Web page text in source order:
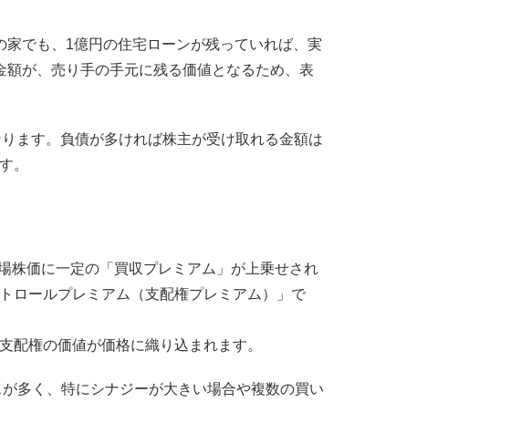
でも、1億円の住宅ローンが残っていれば、実
が、売り手の手元に残る価値となるため、表
ます。負債が多ければ株主が受け取れる金額は
。
株価に一定の「買収プレミアム」が上乗せされ
ロールプレミアム（支配権プレミアム）」で
配権の価値が価格に織り込まれます。
多く、特にシナジーが大きい場合や複数の買い